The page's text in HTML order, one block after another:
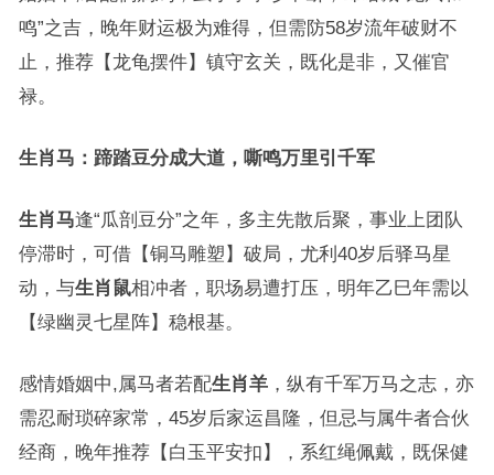
鸣”之吉，晚年财运极为难得，但需防58岁流年破财不
止，推荐【龙龟摆件】镇守玄关，既化是非，又催官
禄。
生肖马：蹄踏豆分成大道，嘶鸣万里引千军
生肖马逢“瓜剖豆分”之年，多主先散后聚，事业上团队
停滞时，可借【铜马雕塑】破局，尤利40岁后驿马星
动，与生肖鼠相冲者，职场易遭打压，明年乙巳年需以
【绿幽灵七星阵】稳根基。
感情婚姻中,属马者若配生肖羊，纵有千军万马之志，亦
需忍耐琐碎家常，45岁后家运昌隆，但忌与属牛者合伙
经商，晚年推荐【白玉平安扣】，系红绳佩戴，既保健